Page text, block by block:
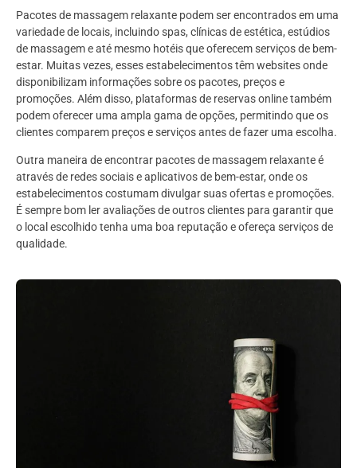
Pacotes de massagem relaxante podem ser encontrados em uma
variedade de locais, incluindo spas, clínicas de estética, estúdios
de massagem e até mesmo hotéis que oferecem serviços de bem-
estar. Muitas vezes, esses estabelecimentos têm websites onde
disponibilizam informações sobre os pacotes, preços e
promoções. Além disso, plataformas de reservas online também
podem oferecer uma ampla gama de opções, permitindo que os
clientes comparem preços e serviços antes de fazer uma escolha.
Outra maneira de encontrar pacotes de massagem relaxante é
através de redes sociais e aplicativos de bem-estar, onde os
estabelecimentos costumam divulgar suas ofertas e promoções.
É sempre bom ler avaliações de outros clientes para garantir que
o local escolhido tenha uma boa reputação e ofereça serviços de
qualidade.